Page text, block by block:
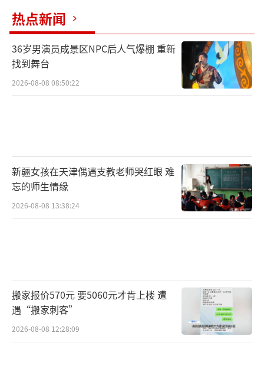
热点新闻
36岁男演员成景区NPC后人气爆棚 重新
找到舞台
2026-08-08 08:50:22
新疆女孩在天津偶遇支教老师哭红眼 难
忘的师生情缘
2026-08-08 13:38:24
搬家报价570元 要5060元才肯上楼 遭
遇“搬家刺客”
2026-08-08 12:28:09